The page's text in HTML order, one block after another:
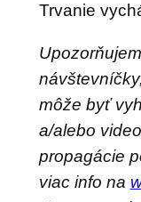
Trvanie
môže byť
a/alebo
propagácie
viac info na